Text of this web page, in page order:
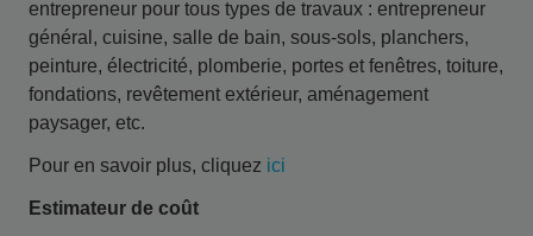
entrepreneur pour tous types de travaux : entrepreneur
général, cuisine, salle de bain, sous-sols, planchers,
peinture, électricité, plomberie, portes et fenêtres, toiture,
fondations, revêtement extérieur, aménagement
paysager, etc.
Pour en savoir plus, cliquez ici
Estimateur de coût